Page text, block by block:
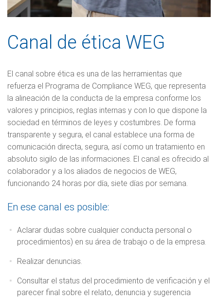
Canal de ética WEG
El canal sobre ética es una de las herramientas que
refuerza el Programa de Compliance WEG, que representa
la alineación de la conducta de la empresa conforme los
valores y principios, reglas internas y con lo que dispone la
sociedad en términos de leyes y costumbres. De forma
transparente y segura, el canal establece una forma de
comunicación directa, segura, así como un tratamiento en
absoluto sigilo de las informaciones. El canal es ofrecido al
colaborador y a los aliados de negocios de WEG,
funcionando 24 horas por día, siete días por semana.
En ese canal es posible:
Aclarar dudas sobre cualquier conducta personal o
procedimientos) en su área de trabajo o de la empresa.
Realizar denuncias.
Consultar el status del procedimiento de verificación y el
parecer final sobre el relato, denuncia y sugerencia